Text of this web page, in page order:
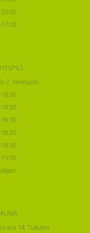
2, Ventspils
iela 14, Tukums